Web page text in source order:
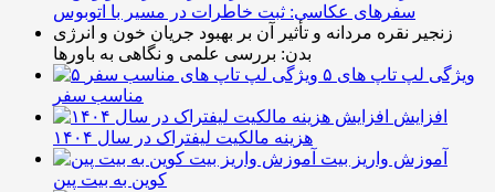
سفرهای عکاسی: ثبت خاطرات در مسیر با اتوبوس
زنجیر نقره مردانه و تأثیر آن بر بهبود جریان خون و انرژی
بدن: بررسی علمی و نگاهی به باورها
۵ ویژگی لپ تاپ های
مناسب سفر
افزایش
هزینه مالکیت لیفتراک در سال ۱۴۰۴
آموزش واریز بیت
کوین به بیت پین